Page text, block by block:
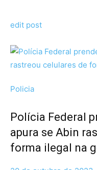
edit post
Policia
Polícia Federal
apura se Abin
forma ilegal na